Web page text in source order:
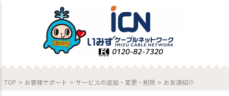
TOP > お客様サポート > サービスの追加・変更・削除 > お友達紹介